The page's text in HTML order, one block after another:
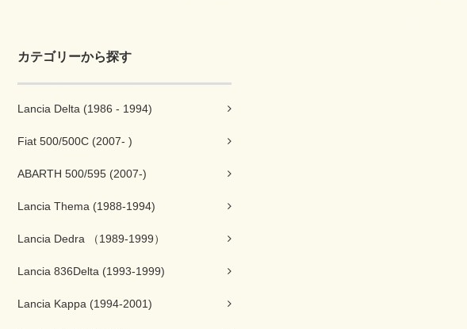
カテゴリーから探す
Lancia Delta (1986 - 1994)
Fiat 500/500C (2007- )
ABARTH 500/595 (2007-)
Lancia Thema (1988-1994)
Lancia Dedra （1989-1999）
Lancia 836Delta (1993-1999)
Lancia Kappa (1994-2001)